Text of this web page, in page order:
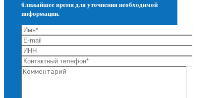
ближайшее время для уточнения необходимой
информации.